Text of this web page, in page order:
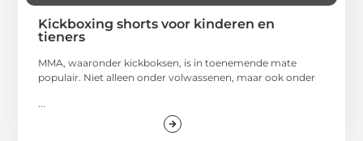
Kickboxing shorts voor kinderen en
tieners
MMA, waaronder kickboksen, is in toenemende mate
populair. Niet alleen onder volwassenen, maar ook onder
...